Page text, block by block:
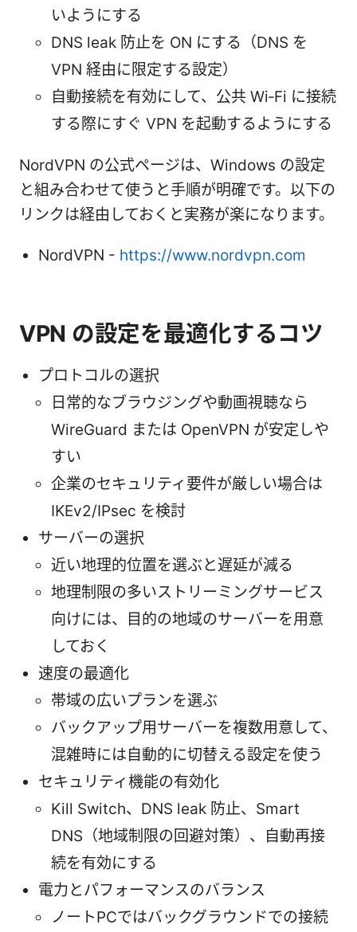
いようにする
DNS leak 防止を ON にする（DNS を
VPN 経由に限定する設定）
自動接続を有効にして、公共 Wi‑Fi に接続
する際にすぐ VPN を起動するようにする
NordVPN の公式ページは、Windows の設定
と組み合わせて使うと手順が明確です。以下の
リンクは経由しておくと実務が楽になります。
NordVPN - https://www.nordvpn.com
VPN の設定を最適化するコツ
プロトコルの選択
日常的なブラウジングや動画視聴なら
WireGuard または OpenVPN が安定しや
すい
企業のセキュリティ要件が厳しい場合は
IKEv2/IPsec を検討
サーバーの選択
近い地理的位置を選ぶと遅延が減る
地理制限の多いストリーミングサービス
向けには、目的の地域のサーバーを用意
しておく
速度の最適化
帯域の広いプランを選ぶ
バックアップ用サーバーを複数用意して、
混雑時には自動的に切替える設定を使う
セキュリティ機能の有効化
Kill Switch、DNS leak 防止、Smart
DNS（地域制限の回避対策）、自動再接
続を有効にする
電力とパフォーマンスのバランス
ノートPCではバックグラウンドでの接続